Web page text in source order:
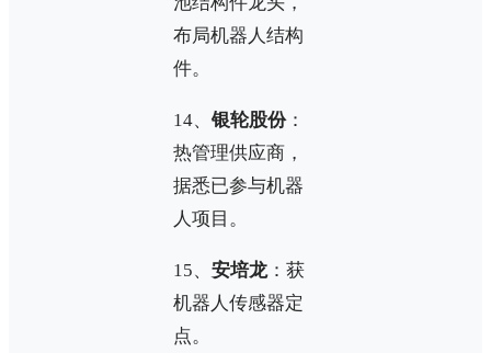
布局机器人结构
件。
14、 银轮股份：
热管理供应商，
据悉已参与机器
人项目。
15、 安培龙：获
机器人传感器定
点。